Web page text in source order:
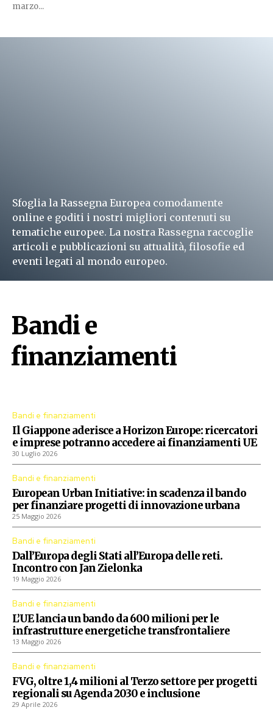
marzo...
Sfoglia la Rassegna Europea comodamente
online e goditi i nostri migliori contenuti su
tematiche europee. La nostra Rassegna raccoglie
articoli e pubblicazioni su attualità, filosofie ed
eventi legati al mondo europeo.
Bandi e
finanziamenti
Bandi e finanziamenti
Il Giappone aderisce a Horizon Europe: ricercatori
e imprese potranno accedere ai finanziamenti UE
30 Luglio 2026
Bandi e finanziamenti
European Urban Initiative: in scadenza il bando
per finanziare progetti di innovazione urbana
25 Maggio 2026
Bandi e finanziamenti
Dall’Europa degli Stati all’Europa delle reti.
Incontro con Jan Zielonka
19 Maggio 2026
Bandi e finanziamenti
L’UE lancia un bando da 600 milioni per le
infrastrutture energetiche transfrontaliere
13 Maggio 2026
Bandi e finanziamenti
FVG, oltre 1,4 milioni al Terzo settore per progetti
regionali su Agenda 2030 e inclusione
29 Aprile 2026